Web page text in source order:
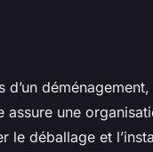
d’un
assure une
le déballage et